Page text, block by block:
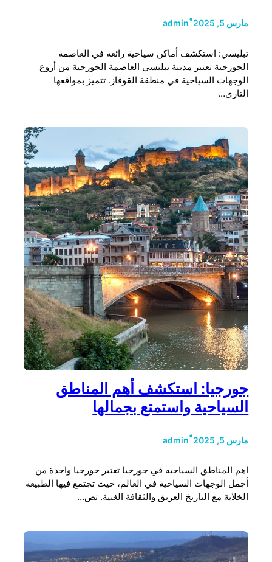
مارس 5, 2025 •
admin
تبليسي: استكشف أماكن سياحية رائعة في العاصمة
الجورجية تعتبر مدينة تبليسي العاصمة الجورجية من أروع
الوجهات السياحية في منطقة القوقاز. تتميز بمواقعها
التاري…
جورجيا: استكشف أهم المناطق
السياحية واستمتع بجمالها
مارس 5, 2025 •
admin
اهم المناطق السياحيه في جورجيا تعتبر جورجيا واحدة من
أجمل الوجهات السياحية في العالم، حيث تجتمع فيها الطبيعة
الخلابة مع التاريخ العريق والثقافة الغنية. تض…